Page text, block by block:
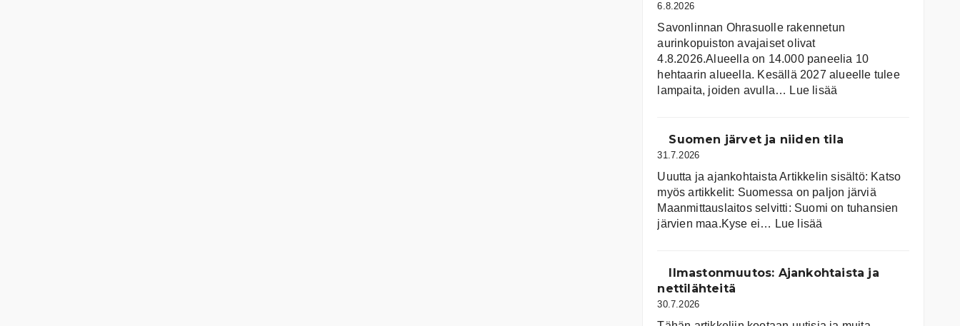
6.8.2026
Savonlinnan Ohrasuolle rakennetun
aurinkopuiston avajaiset olivat
4.8.2026.Alueella on 14.000 paneelia 10
hehtaarin alueella. Kesällä 2027 alueelle tulee
lampaita, joiden avulla… Lue lisää
Suomen järvet ja niiden tila
31.7.2026
Uuutta ja ajankohtaista Artikkelin sisältö: Katso
myös artikkelit: Suomessa on pal­jon jär­viä
Maanmittauslaitos selvitti: Suomi on tuhansien
järvien maa.Kyse ei… Lue lisää
ja
Ilmastonmuutos: Ajankohtaista ja
nettilähteitä
30.7.2026